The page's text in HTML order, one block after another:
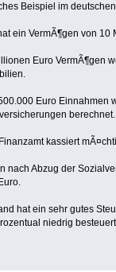
Beispiel im
ein VermÃ¶gen von
Euro VermÃ¶gen
Euro Einnahmen
berechnet.
kassiert
nach Abzug der
hat ein sehr gutes
niedrig